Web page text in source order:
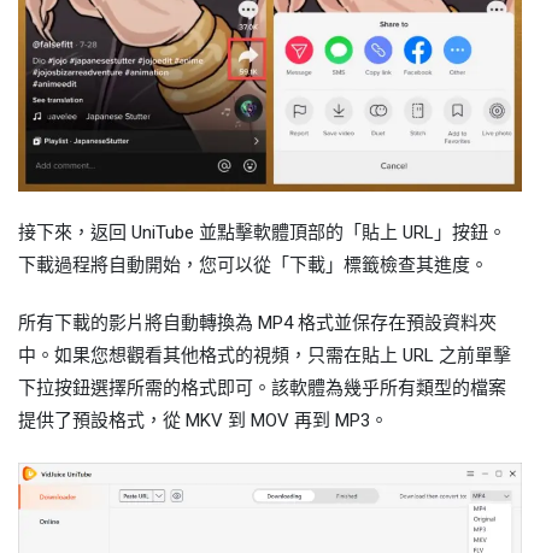
接下來，返回 UniTube 並點擊軟體頂部的「貼上 URL」按鈕。
下載過程將自動開始，您可以從「下載」標籤檢查其進度。
所有下載的影片將自動轉換為 MP4 格式並保存在預設資料夾
中。如果您想觀看其他格式的視頻，只需在貼上 URL 之前單擊
下拉按鈕選擇所需的格式即可。該軟體為幾乎所有類型的檔案
提供了預設格式，從 MKV 到 MOV 再到 MP3。